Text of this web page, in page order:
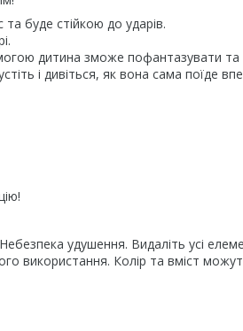
буде стійкою до ударів.
дитина зможе пофантазувати
і дивіться, як вона сама поїде
удушення. Видаліть усі
використання. Колір та вміст